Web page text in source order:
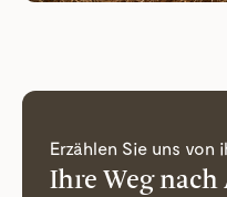
Erzählen Sie uns von
Ihre Weg